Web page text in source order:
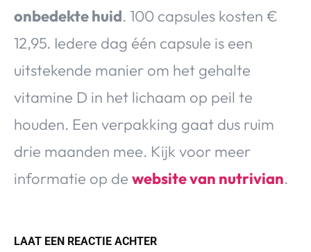
onbedekte huid. 100 capsules kosten €
12,95. Iedere dag één capsule is een
uitstekende manier om het gehalte
vitamine D in het lichaam op peil te
houden. Een verpakking gaat dus ruim
drie maanden mee. Kijk voor meer
informatie op de website van nutrivian.
LAAT EEN REACTIE ACHTER